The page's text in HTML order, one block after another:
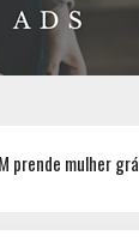
prende mulher